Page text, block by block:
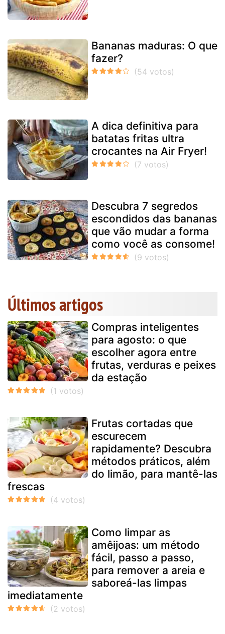
Bananas maduras: O que
fazer?
A dica definitiva para
batatas fritas ultra
crocantes na Air Fryer!
Descubra 7 segredos
escondidos das bananas
que vão mudar a forma
como você as consome!
Últimos artigos
Compras inteligentes
para agosto: o que
escolher agora entre
frutas, verduras e peixes
da estação
Frutas cortadas que
escurecem
rapidamente? Descubra
métodos práticos, além
do limão, para mantê-las
frescas
Como limpar as
amêijoas: um método
fácil, passo a passo,
para remover a areia e
saboreá-las limpas
imediatamente